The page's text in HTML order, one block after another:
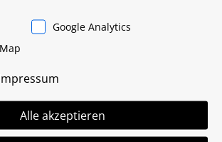
setzen wir seit 2005 die
infra-struktur ein. Diese
Management) und Unified
wie auch im Bereich
Google Analytics
Alle akzeptieren